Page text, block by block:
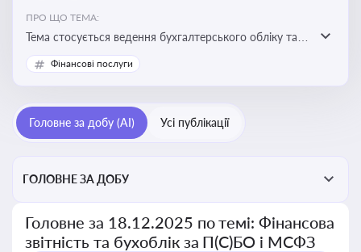
ПРО ЩО ТЕМА:
Тема стосується ведення бухгалтерського обліку та
складання фінансової звітності відповідно до
національних і міжнародних стандартів
Фінансові послуги
Головне за добу (AI) Усі публікації
ГОЛОВНЕ ЗА ДОБУ
Головне за 18.12.2025 по темі: Фінансова
звітність та бухоблік за П(С)БО і МСФЗ